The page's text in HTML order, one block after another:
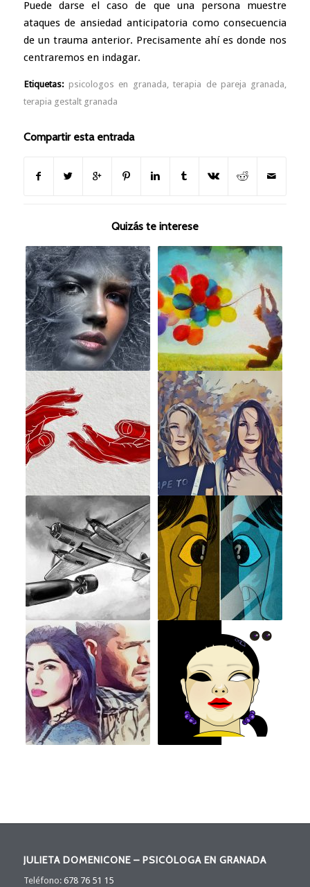
Puede darse el caso de que una persona muestre
ataques de ansiedad anticipatoria como consecuencia
de un trauma anterior. Precisamente ahí es donde nos
centraremos en indagar.
Etiquetas: psicologos en granada ,terapia de pareja granada
terapia gestalt granada
Compartir esta entrada
Quizás te interese
JULIETA DOMENICONE – PSICÓLOGA EN GRANADA
Teléfono: 678 76 51 15